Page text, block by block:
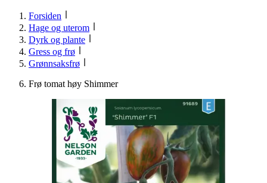
Forsiden
Hage og uterom
Dyrk og plante
Gress og frø
Grønnsaksfrø
Frø tomat høy Shimmer